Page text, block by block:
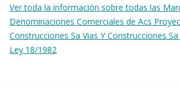
Ver toda la información sobre todas las
Denominaciones Comerciales de Acs
Construcciones Sa Vias Y Construcciones
Ley 18/1982